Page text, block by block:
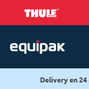
Delivery en